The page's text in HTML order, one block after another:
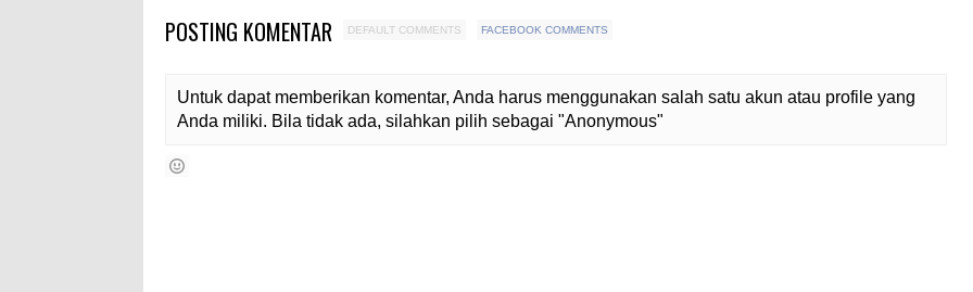
POSTING KOMENTAR DEFAULT COMMENTS FACEBOOK COMMENTS
Untuk dapat memberikan komentar, Anda harus menggunakan salah satu akun atau profile yang
Anda miliki. Bila tidak ada, silahkan pilih sebagai "Anonymous"